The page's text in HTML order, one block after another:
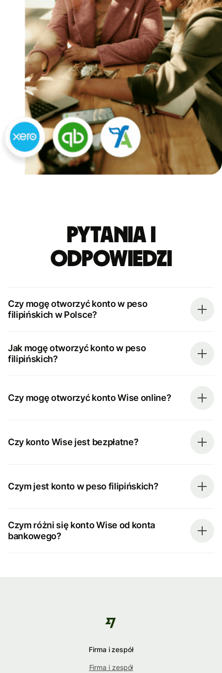
Pytania i
odpowiedzi
Czy mogę otworzyć konto w peso
filipińskich w Polsce?
Jak mogę otworzyć konto w peso
filipińskich?
Czy mogę otworzyć konto Wise online?
Czy konto Wise jest bezpłatne?
Czym jest konto w peso filipińskich?
Czym różni się konto Wise od konta
bankowego?
Firma i zespół
Firma i zespół